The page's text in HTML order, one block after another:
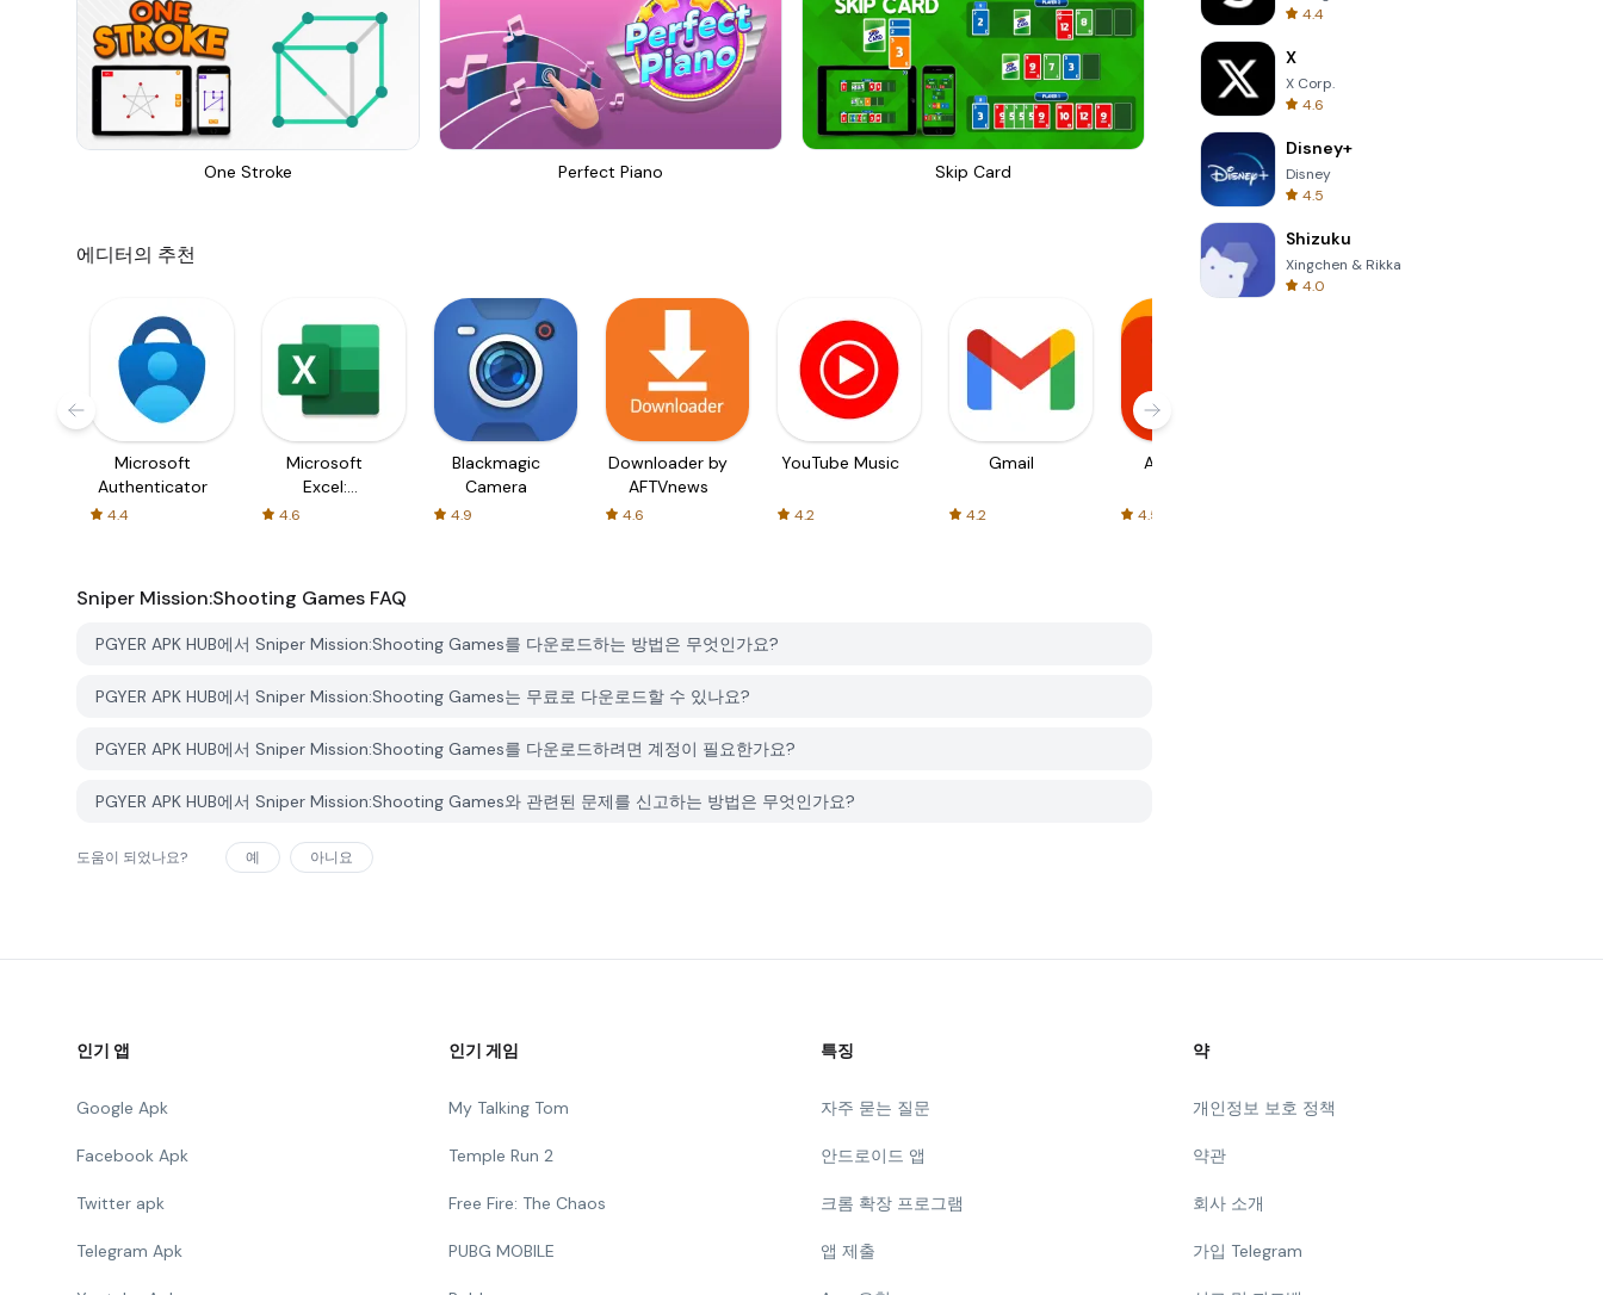
One Stroke Perfect Piano Skip Card Wheel Of Fortune Quiz
에디터의 추천
Microsoft
Authenticator
4.4
Microsoft
Excel:
Spreadsheets
4.6
Blackmagic
Camera
4.9
Downloader by
AFTVnews
4.6
YouTube Music
4.2
Gmail
4.2
AliExpress
4.5
Sniper Mission:Shooting Games FAQ
PGYER APK HUB에서 Sniper Mission:Shooting Games를 다운로드하는 방법은 무엇인가요?
PGYER APK HUB에서 Sniper Mission:Shooting Games는 무료로 다운로드할 수 있나요?
PGYER APK HUB에서 Sniper Mission:Shooting Games를 다운로드하려면 계정이 필요한가요?
PGYER APK HUB에서 Sniper Mission:Shooting Games와 관련된 문제를 신고하는 방법은 무엇인가요?
도움이 되었나요? 예 아니요
4.4
X
X Corp.
4.6
Disney+
Disney
4.5
Shizuku
Xingchen & Rikka
4.0
인기 앱
Google Apk
Facebook Apk
Twitter apk
Telegram Apk
인기 게임
My Talking Tom
Temple Run 2
Free Fire: The Chaos
PUBG MOBILE
특징
자주 묻는 질문
안드로이드 앱
크롬 확장 프로그램
앱 제출
약
개인정보 보호 정책
약관
회사 소개
가입 Telegram